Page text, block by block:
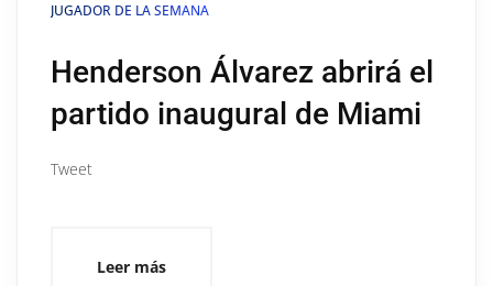
JUGADOR DE LA SEMANA
Henderson Álvarez abrirá el
partido inaugural de Miami
Tweet
Leer más